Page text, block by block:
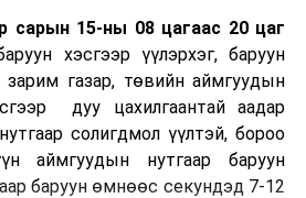
сарын 15-ны 08 цагаас 20 цаг
хэсгээр үүлэрхэг, баруун
газар, төвийн аймгуудын
дуу цахилгаантай аадар
солигдмол үүлтэй, бороо
аймгуудын нутгаар баруун
баруун өмнөөс секундэд 7-12